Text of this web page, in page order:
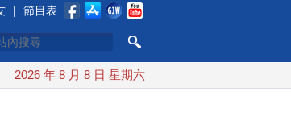
| 節目表
鎮演習 AIT連續發文讚「韌性台灣」
2026 年 8 月 8 日 星期六